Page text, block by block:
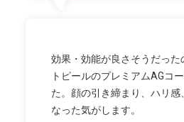
効果・効能が良さそうだった
トピールのプレミアムAGコ
た。顔の引き締まり、ハリ感
なった気がします。